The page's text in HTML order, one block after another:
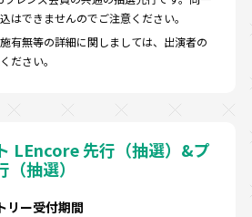
はできませんのでご注意ください。
有無等の詳細に関しましては、出演者の
ださい。
LEncore 先行（抽選）&プ
抽選）
ー受付期間